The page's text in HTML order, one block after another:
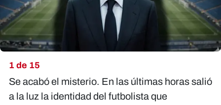
1 de 15
Se acabó el misterio. En las últimas horas salió
a la luz la identidad del futbolista que